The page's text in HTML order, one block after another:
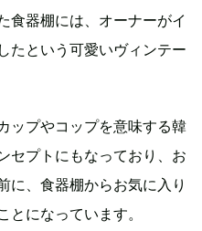
食器棚には、オーナーがイ
たという可愛いヴィンテー
ップやコップを意味する韓
セプトにもなっており、お
に、食器棚からお気に入り
になっています。